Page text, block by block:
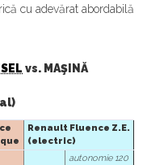
cu adevărat abordabilă
vs. MAŞINĂ
Renault Fluence Z.E.
(electric)
autonomie 120